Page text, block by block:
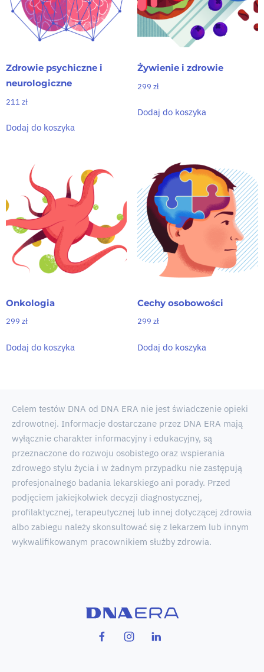
Zdrowie psychiczne i
neurologiczne
211 zł
Dodaj do koszyka
Żywienie i zdrowie
299 zł
Dodaj do koszyka
Onkologia
299 zł
Dodaj do koszyka
Cechy osobowości
299 zł
Dodaj do koszyka
Celem testów DNA od DNA ERA nie jest świadczenie opieki
zdrowotnej. Informacje dostarczane przez DNA ERA mają
wyłącznie charakter informacyjny i edukacyjny, są
przeznaczone do rozwoju osobistego oraz wspierania
zdrowego stylu życia i w żadnym przypadku nie zastępują
profesjonalnego badania lekarskiego ani porady. Przed
podjęciem jakiejkolwiek decyzji diagnostycznej,
profilaktycznej, terapeutycznej lub innej dotyczącej zdrowia
albo zabiegu należy skonsultować się z lekarzem lub innym
wykwalifikowanym pracownikiem służby zdrowia.